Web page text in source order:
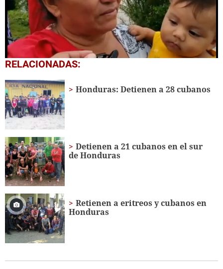
0
seconds
55
seconds
RELACIONADAS:
Honduras: Detienen a 28 cubanos
Detienen a 21 cubanos en el sur
de Honduras
Retienen a eritreos y cubanos en
Honduras